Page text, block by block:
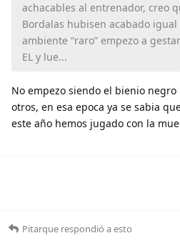
achacables al entrenador, creo
Bordalas hubisen acabado
ambiente “raro” empezo a
EL y lue...
No empezo siendo el bienio
otros, en esa epoca ya se sabia
este año hemos jugado con la
Pitarque respondió a esto